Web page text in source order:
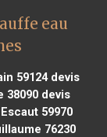
eau
59124devis
38090 devis
59970
76230